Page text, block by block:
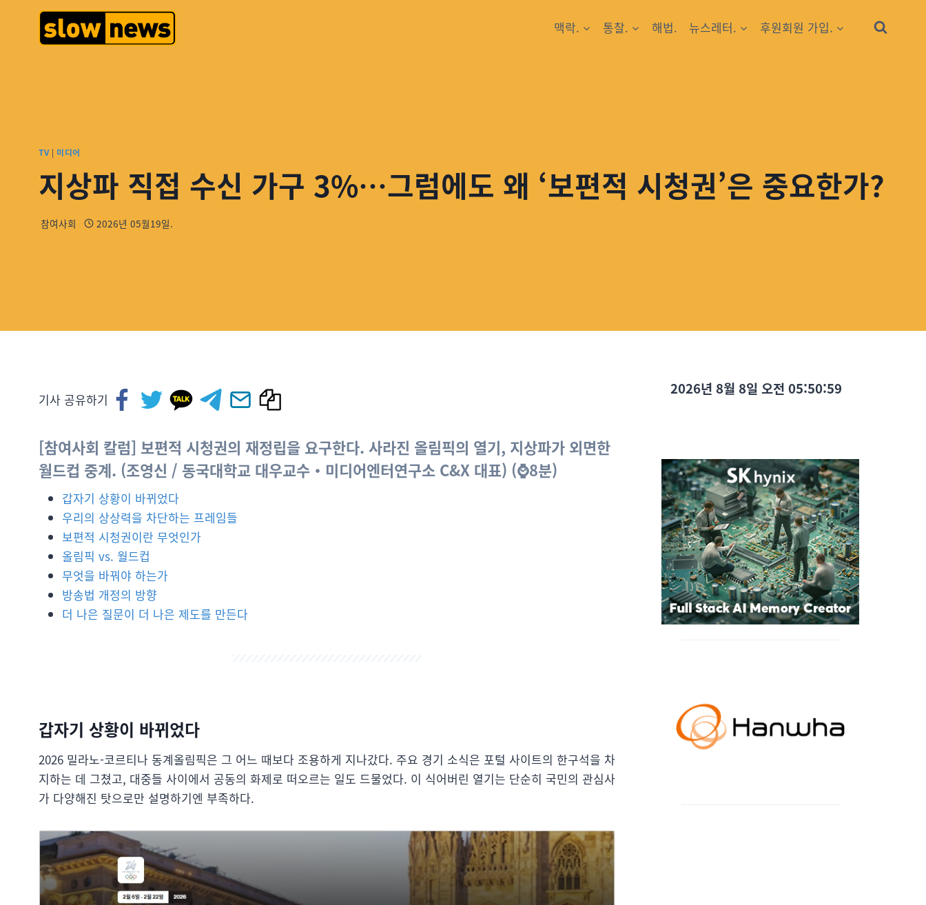
맥락. 통찰. 해법. 뉴스레터. 후원회원 가입.
TV| 미디어
지상파 직접 수신 가구 3%…그럼에도 왜 ‘보편적 시청권’은 중요한가?
참여사회 2026년 05월19일.
기사 공유하기
[참여사회 칼럼] 보편적 시청권의 재정립을 요구한다. 사라진 올림픽의 열기, 지상파가 외면한
월드컵 중계. (조영신 / 동국대학교 대우교수・미디어엔터연구소 C&X 대표) (⌚8분)
갑자기 상황이 바뀌었다
우리의 상상력을 차단하는 프레임들
보편적 시청권이란 무엇인가
올림픽 vs. 월드컵
무엇을 바꿔야 하는가
방송법 개정의 방향
더 나은 질문이 더 나은 제도를 만든다
갑자기 상황이 바뀌었다
2026 밀라노-코르티나 동계올림픽은 그 어느 때보다 조용하게 지나갔다. 주요 경기 소식은 포털 사이트의 한구석을 차
지하는 데 그쳤고, 대중들 사이에서 공동의 화제로 떠오르는 일도 드물었다. 이 식어버린 열기는 단순히 국민의 관심사
가 다양해진 탓으로만 설명하기엔 부족하다.
2026년 8월 8일 오전 05:51:01